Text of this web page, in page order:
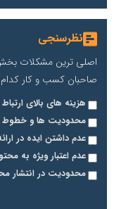
نظرسنجی
اصلی ترین مشکلات بخش
صاحبان کسب و کار
هزینه های بالای
محدودیت ها و خطوط
عدم داشتن ایده در
عدم اعتبار ویژه به
محدودیت در انتشار